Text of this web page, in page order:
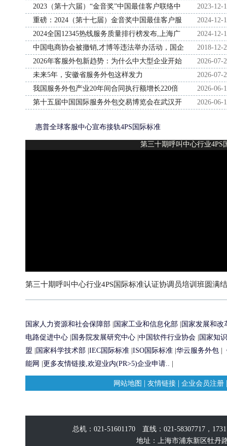
客服领域最高荣誉“奥斯卡奖”
2023-12-
2023（第十六届）“金音奖”中国最佳客户联络中
心榜单发布
2024-12-
重磅：2024（第十七届）金音奖中国最佳客户服
务榜单发布，行业奥斯卡揭晓
2024-12-
2024全国12345热线服务质量排行榜发布,上海广
州苏州等居首
2018-12-
中国电商协会被撤销,才博等违法举办活动，国企
管理者被调离岗位
2026-07-
2026年客服外包新趋势：为什么中大型企业开始
关注一体化服务能力？
2026-07-
未来5年，安徽省服务外包这样发力
2026-06-
我国服务外包产业20年间合同执行额增长220倍
2026-06-
第十五届中国国际服务外包交易博览会在武汉开
惠普全球客服中心宣布接轨4PS国际标准
第三十期呼叫中心行业4PS
第三十期呼叫中心行业4PS国际标准认证协调员培训班圆满
国家人力资源和社会保障部 国家工业和信息化部 国家发展和改
电路促进中心 国务院发展研究中心 中国软件行业协会 国家知
盟
国家科学技术部 IEC国际标准 ISO国际标准 华云服务外包
能网
更多友情链接,欢迎业内(PR>5)企业申请..
网站地图 | 友情链接 | 企业会员注册
总机：021-51601170 直线：021-58307717，
地址：上海市浦东新区牡丹